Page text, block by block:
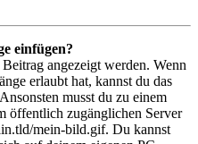
einfügen?
angezeigt werden. Wenn
erlaubt hat, kannst du das
musst du zu einem
öffentlich zugänglichen Server
mein-bild.gif. Du kannst